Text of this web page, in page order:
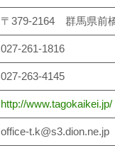
〒379-2164 群馬県前
027-261-1816
027-263-4145
http://www.tagokaikei.jp/
office-t.k@s3.dion.ne.jp